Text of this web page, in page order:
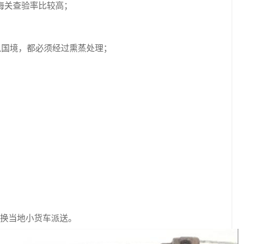
查验率比较高；
境，都必须经过熏蒸处理；
当地小货车派送。